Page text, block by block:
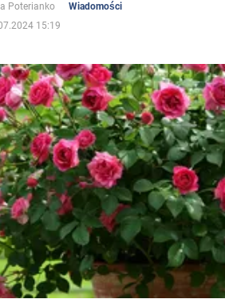
Ukrainie
Poterianko
Wiadomości
15:19